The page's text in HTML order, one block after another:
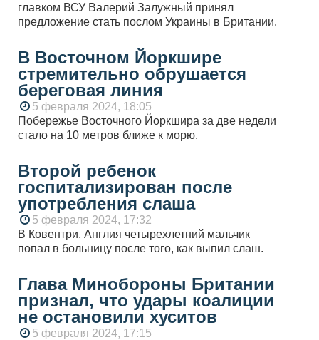
главком ВСУ Валерий Залужный принял
предложение стать послом Украины в Британии.
В Восточном Йоркшире
стремительно обрушается
береговая линия
5 февраля 2024, 18:05
Побережье Восточного Йоркшира за две недели
стало на 10 метров ближе к морю.
Второй ребенок
госпитализирован после
употребления слаша
5 февраля 2024, 17:32
В Ковентри, Англия четырехлетний мальчик
попал в больницу после того, как выпил слаш.
Глава Минобороны Британии
признал, что удары коалиции
не остановили хуситов
5 февраля 2024, 17:15